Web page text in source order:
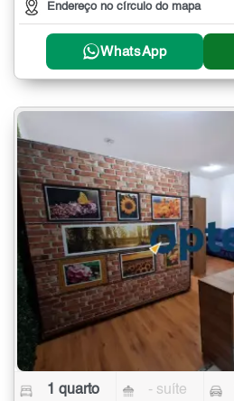
Endereço no círculo do mapa
WhatsApp
1 quarto - suíte